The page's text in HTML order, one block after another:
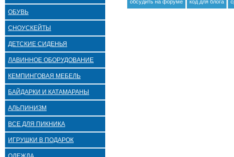
ОБУВЬ
СНОУСКЕЙТЫ
ДЕТСКИЕ СИДЕНЬЯ
ЛАВИННОЕ ОБОРУДОВАНИЕ
КЕМПИНГОВАЯ МЕБЕЛЬ
БАЙДАРКИ И КАТАМАРАНЫ
АЛЬПИНИЗМ
ВСЕ ДЛЯ ПИКНИКА
ИГРУШКИ В ПОДАРОК
обсудить на форуме код для блога